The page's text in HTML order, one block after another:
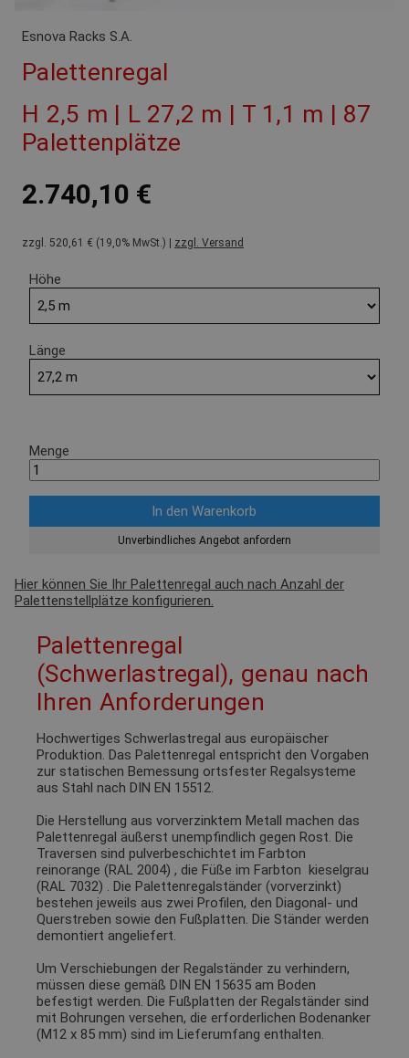
Esnova Racks S.A.
Palettenregal
H 2,5 m | L 27,2 m | T 1,1 m | 87
Palettenplätze
2.740,10 €
zzgl. 520,61 € (19,0% MwSt.) | zzgl. Versand
Höhe
Länge
Menge
Unverbindliches Angebot anfordern
Hier können Sie Ihr Palettenregal auch nach Anzahl der
Palettenstellplätze konfigurieren.
Palettenregal
(Schwerlastregal), genau nach
Ihren Anforderungen
Hochwertiges Schwerlastregal aus europäischer
Produktion. Das Palettenregal entspricht den Vorgaben
zur statischen Bemessung ortsfester Regalsysteme
aus Stahl nach DIN EN 15512.
Die Herstellung aus vorverzinktem Metall machen das
Palettenregal äußerst unempfindlich gegen Rost. Die
Traversen sind pulverbeschichtet im Farbton
reinorange (RAL 2004) , die Füße im Farbton
kieselgrau
(RAL 7032) . Die Palettenregalständer (vorverzinkt)
bestehen jeweils aus zwei Profilen, den Diagonal- und
Querstreben sowie den Fußplatten. Die Ständer werden
demontiert angeliefert.
Um Verschiebungen der Regalständer zu verhindern,
müssen diese gemäß DIN EN 15635 am Boden
befestigt werden. Die Fußplatten der Regalständer sind
mit Bohrungen versehen, die erforderlichen Bodenanker
(M12 x 85 mm) sind im Lieferumfang enthalten.